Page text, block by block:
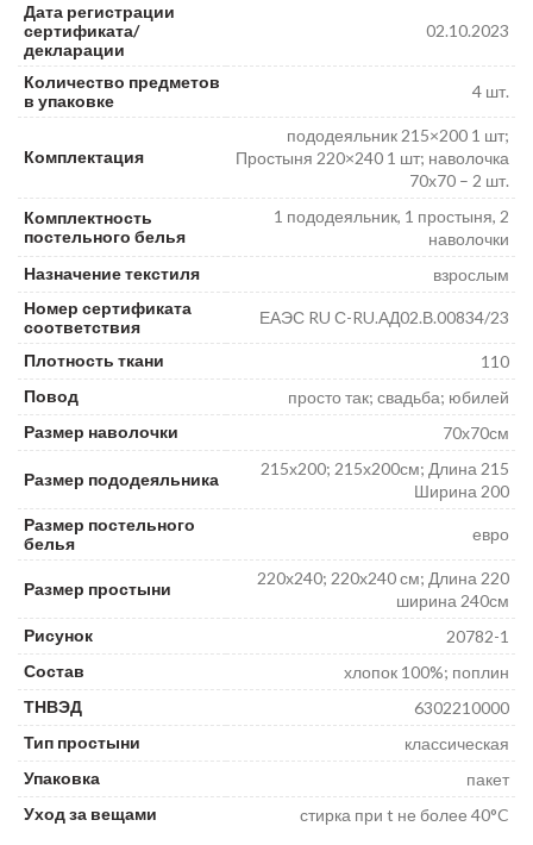
Дата регистрации
сертификата/
декларации
02.10.2023
Количество предметов
в упаковке
4 шт.
Комплектация
пододеяльник 215×200 1 шт;
Простыня 220×240 1 шт; наволочка
70х70 – 2 шт.
Комплектность
постельного белья
1 пододеяльник, 1 простыня, 2
наволочки
Назначение текстиля
взрослым
Номер сертификата
соответствия
ЕАЭС RU С-RU.АД02.В.00834/23
Плотность ткани
110
Повод
просто так; свадьба; юбилей
Размер наволочки
70х70см
Размер пододеяльника
215х200; 215х200см; Длина 215
Ширина 200
Размер постельного
белья
евро
Размер простыни
220х240; 220х240 см; Длина 220
ширина 240см
Рисунок
20782-1
Состав
хлопок 100%; поплин
ТНВЭД
6302210000
Тип простыни
классическая
Упаковка
пакет
Уход за вещами
стирка при t не более 40°C